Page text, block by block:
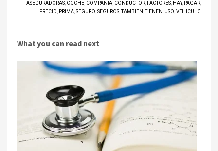
ASEGURADORAS COCHE COMPANIA CONDUCTOR FACTORES HAY, PAGAR
PRECIO
PRIMA SEGURO SEGUROS ,TAMBIEN ,TIENEN USO VEHICULO
What you can read next